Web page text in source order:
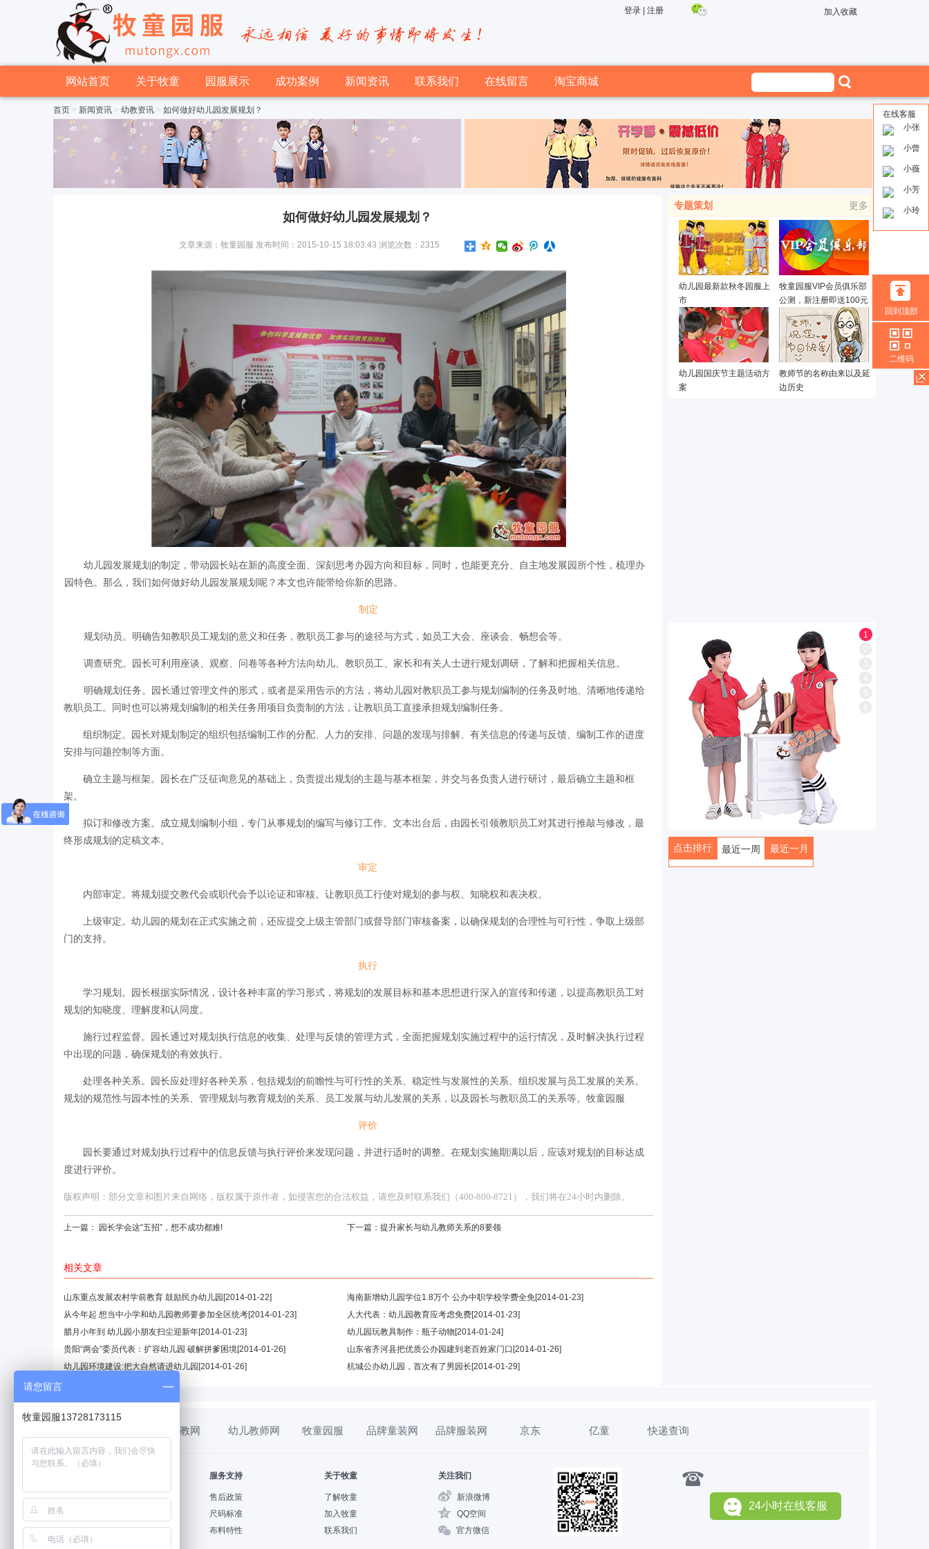
登录| 注册 加入收藏
网站首页 关于牧童 园服展示 成功案例 新闻资讯 联系我们 在线留言 淘宝商城
首页 > 新闻资讯 > 幼教资讯 > 如何做好幼儿园发展规划？
如何做好幼儿园发展规划？
文章来源：牧童园服 发布时间：2015-10-15 18:03:43 浏览次数：2315
幼儿园发展规划的制定，带动园长站在新的高度全面、深刻思考办园方向和目标，同时，也能更充分、自主地发展园所个性，梳理办
园特色。那么，我们如何做好幼儿园发展规划呢？本文也许能带给你新的思路。
制定
规划动员。明确告知教职员工规划的意义和任务，教职员工参与的途径与方式，如员工大会、座谈会、畅想会等。
调查研究。园长可利用座谈、观察、问卷等各种方法向幼儿、教职员工、家长和有关人士进行规划调研，了解和把握相关信息。
明确规划任务。园长通过管理文件的形式，或者是采用告示的方法，将幼儿园对教职员工参与规划编制的任务及时地、清晰地传递给
教职员工。同时也可以将规划编制的相关任务用项目负责制的方法，让教职员工直接承担规划编制任务。
组织制定。园长对规划制定的组织包括编制工作的分配、人力的安排、问题的发现与排解、有关信息的传递与反馈、编制工作的进度
安排与问题控制等方面。
确立主题与框架。园长在广泛征询意见的基础上，负责提出规划的主题与基本框架，并交与各负责人进行研讨，最后确立主题和框
架。
拟订和修改方案。成立规划编制小组，专门从事规划的编写与修订工作。文本出台后，由园长引领教职员工对其进行推敲与修改，最
终形成规划的定稿文本。
审定
内部审定。将规划提交教代会或职代会予以论证和审核。让教职员工行使对规划的参与权、知晓权和表决权。
上级审定。幼儿园的规划在正式实施之前，还应提交上级主管部门或督导部门审核备案，以确保规划的合理性与可行性，争取上级部
门的支持。
执行
学习规划。园长根据实际情况，设计各种丰富的学习形式，将规划的发展目标和基本思想进行深入的宣传和传递，以提高教职员工对
规划的知晓度、理解度和认同度。
施行过程监督。园长通过对规划执行信息的收集、处理与反馈的管理方式，全面把握规划实施过程中的运行情况，及时解决执行过程
中出现的问题，确保规划的有效执行。
处理各种关系。园长应处理好各种关系，包括规划的前瞻性与可行性的关系、稳定性与发展性的关系、组织发展与员工发展的关系、
规划的规范性与园本性的关系、管理规划与教育规划的关系、员工发展与幼儿发展的关系，以及园长与教职员工的关系等。牧童园服
评价
园长要通过对规划执行过程中的信息反馈与执行评价来发现问题，并进行适时的调整。在规划实施期满以后，应该对规划的目标达成
度进行评价。
版权声明：部分文章和图片来自网络，版权属于原作者，如侵害您的合法权益，请您及时联系我们（400-800-8721），我们将在24小时内删除。
上一篇： 园长学会这“五招”，想不成功都难! 下一篇： 提升家长与幼儿教师关系的8要领
相关文章
山东重点发展农村学前教育 鼓励民办幼儿园 [2014-01-22] 海南新增幼儿园学位1.8万个 公办中职学校学费全免[2014-01-23]
从今年起 想当中小学和幼儿园教师要参加全区统考[2014-01-23] 人大代表：幼儿园教育应考虑免费[2014-01-23]
腊月小年到 幼儿园小朋友扫尘迎新年[2014-01-23] 幼儿园玩教具制作：瓶子动物 [2014-01-24]
贵阳“两会”委员代表：扩容幼儿园 破解拼爹困境[2014-01-26] 山东省齐河县把优质公办园建到老百姓家门口 [2014-01-26]
幼儿园环境建设:把大自然请进幼儿园 [2014-01-26] 杭城公办幼儿园，首次有了男园长 [2014-01-29]
专题策划 更多
幼儿园最新款秋冬园服上
市
牧童园服VIP会员俱乐部
公测，新注册即送100元
幼儿园国庆节主题活动方
案
教师节的名称由来以及延
边历史
1
点击排行 最近一周 最近一月
在线客服
小张
小曾
小薇
小芳
小玲
回到顶部
二维码
幼教网 幼儿教师网 牧童园服 品牌童装网 品牌服装网 京东 亿童 快递查询
购物指南
配送方式
服务支持
售后政策
尺码标准
布料特性
关于牧童
了解牧童
加入牧童
联系我们
关注我们
新浪微博
QQ空间
官方微信
24小时在线客服
请您留言
牧童园服13728173115